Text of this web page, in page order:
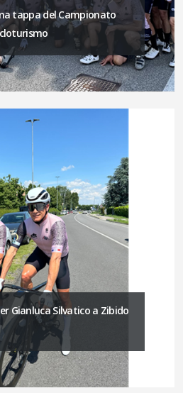
tappa del Campionato
Gianluca Silvatico a Zibido